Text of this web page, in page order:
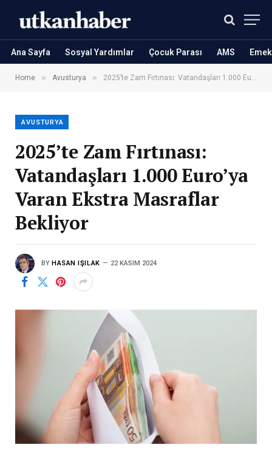
Ana Sayfa Sosyal Yardımlar Çocuk Parası AMS
Home » Avusturya » 2025’te Zam Fırtınası: Vatandaşları 1.000 Euro’ya Varan Ekstra Masraflar Bekliyor
AVUSTURYA
2025’te Zam Fırtınası:
Vatandaşları 1.000 Euro’ya
Varan Ekstra Masraflar
Bekliyor
BY HASAN IŞILAK 22 KASIM 2024